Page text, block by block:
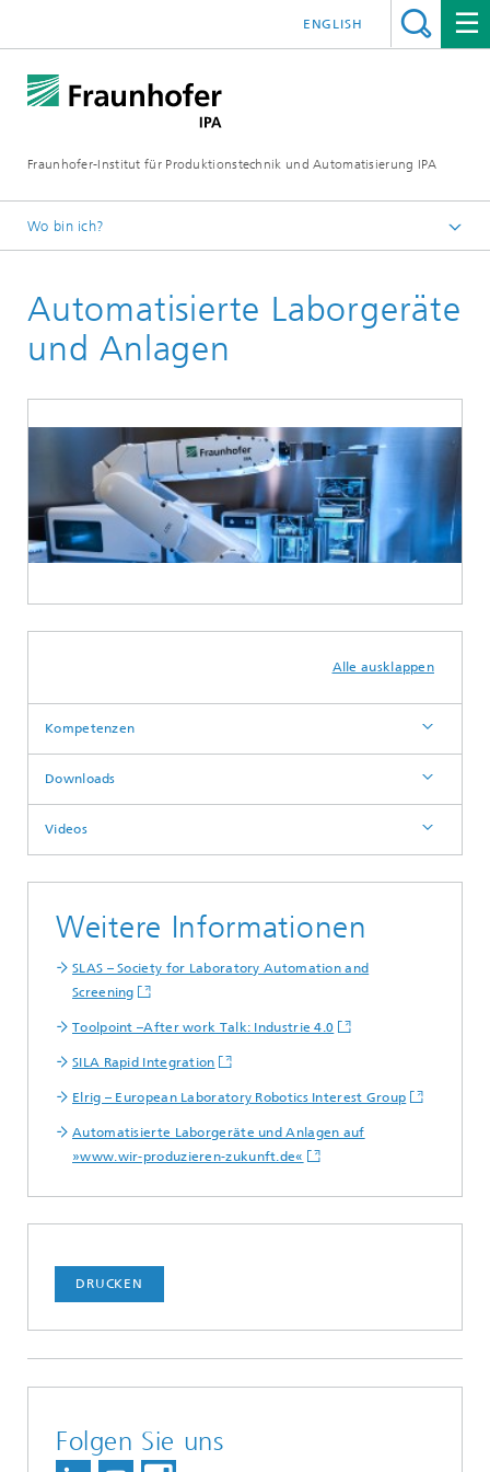
Fraunhofer-Institut für Produktionstechnik und Automatisierung IPA
ENGLISH
Wo bin ich?
Aktuelle Forschung
Laborautomatisierung und Bioproduktionstechnik
Automatisierte Laborgeräte
und Anlagen
Alle ausklappen
Kompetenzen
Downloads
Videos
Weitere Informationen
SLAS – Society for Laboratory Automation and
Screening
Toolpoint –After work Talk: Industrie 4.0
SILA Rapid Integration
Elrig – European Laboratory Robotics Interest Group
Automatisierte Laborgeräte und Anlagen auf
»www.wir-produzieren-zukunft.de«
DRUCKEN
Folgen Sie uns